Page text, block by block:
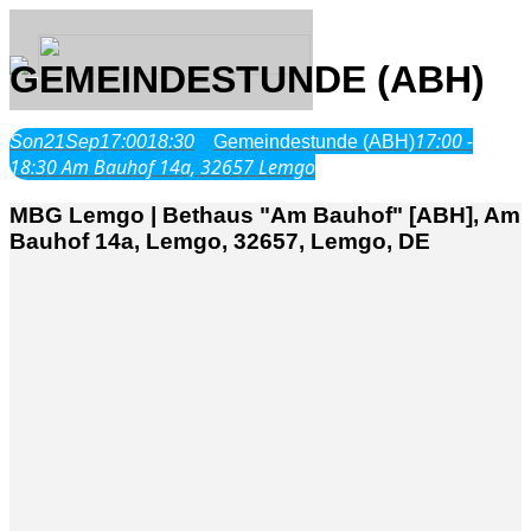
Über Uns
Was wir glauben
Jesus Christus
GEMEINDESTUNDE (ABH)
Son21Sep17:0018:30 Gemeindestunde (ABH)17:00 -
18:30Am Bauhof 14a, 32657 Lemgo
MBG Lemgo | Bethaus "Am Bauhof" [ABH], Am
Bauhof 14a, Lemgo, 32657, Lemgo, DE